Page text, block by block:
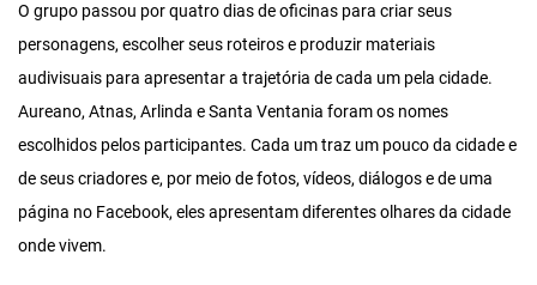
O grupo passou por quatro dias de oficinas para criar seus
personagens, escolher seus roteiros e produzir materiais
audivisuais para apresentar a trajetória de cada um pela cidade.
Aureano, Atnas, Arlinda e Santa Ventania foram os nomes
escolhidos pelos participantes. Cada um traz um pouco da cidade e
de seus criadores e, por meio de fotos, vídeos, diálogos e de uma
página no Facebook, eles apresentam diferentes olhares da cidade
onde vivem.